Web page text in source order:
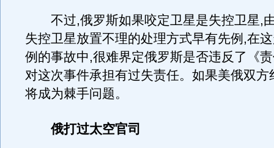
不过,俄罗斯如果咬定卫星是失控卫星,
失控卫星放置不理的处理方式早有先例,在
例的事故中,很难界定俄罗斯是否违反了《
对这次事件承担有过失责任。如果美俄双方
将成为棘手问题。
俄打过太空官司